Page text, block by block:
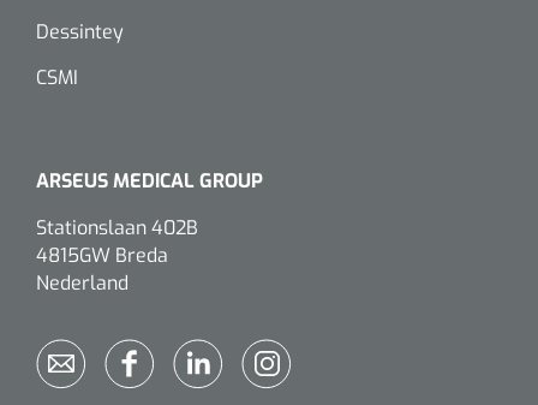
Toiletverhogers
Transferhulpmiddelen
Draaischijven
Dessintey
CSMI
ARSEUS MEDICAL GROUP
Stationslaan 402B
4815GW Breda
Nederland